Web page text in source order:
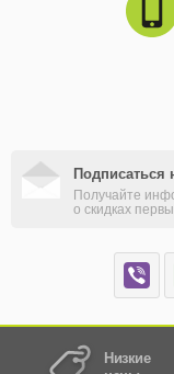
Подписаться
Получайте
о скидках
Низкие